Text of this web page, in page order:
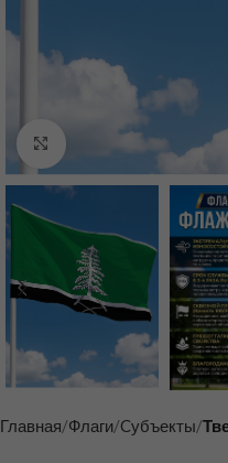
Нажмите, чтобы
Главная Флаги Cубъекты